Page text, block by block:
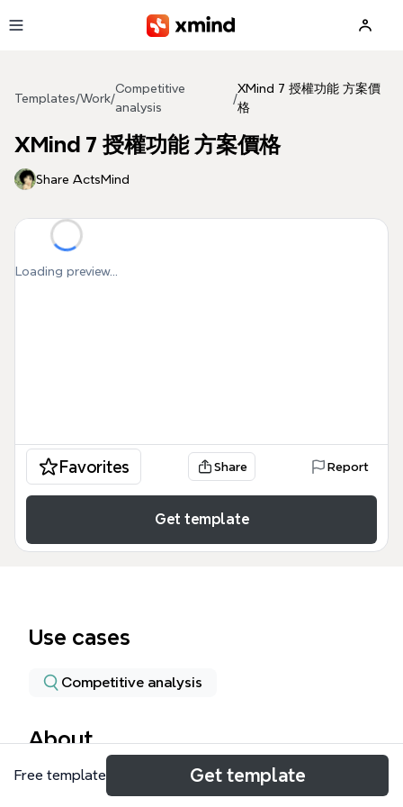
Templates/Work/
Competitive
analysis
/
XMind 7 授權功能 方案價
格
XMind 7 授權功能 方案價格
Share ActsMind
Loading preview...
Favorites Share Report
Get template
Use cases
Competitive analysis
About
XMind 7 授權功能方案價格是一份完整的比較圖表，涵
Free template Get template